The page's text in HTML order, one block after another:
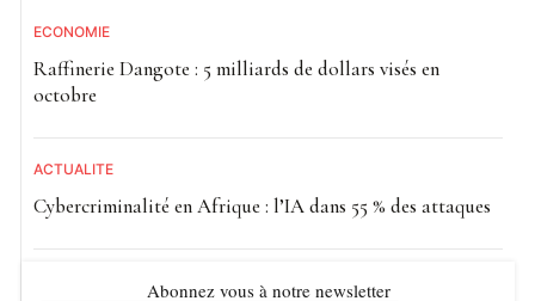
ECONOMIE
Raffinerie Dangote : 5 milliards de dollars visés en
octobre
ACTUALITE
Cybercriminalité en Afrique : l’IA dans 55 % des attaques
Abonnez vous à notre newsletter